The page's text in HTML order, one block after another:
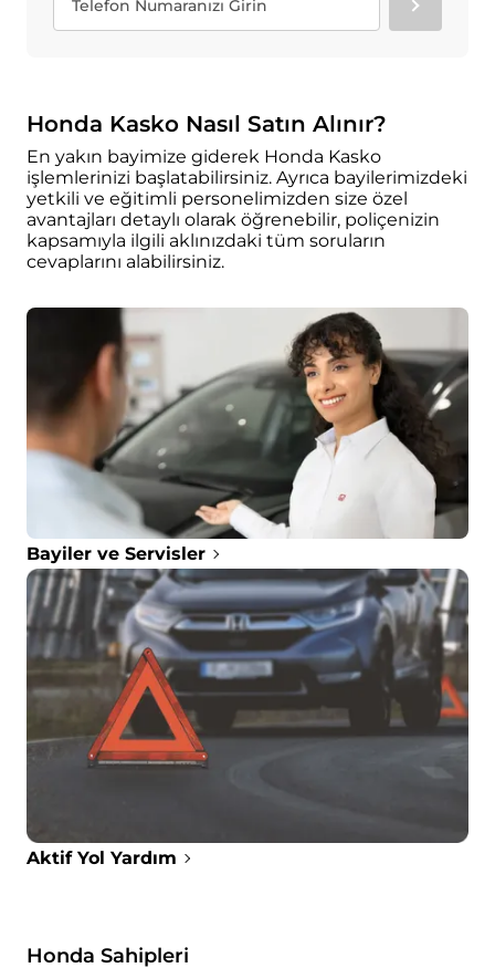
Honda Kasko Nasıl Satın Alınır?
En yakın bayimize giderek Honda Kasko
işlemlerinizi başlatabilirsiniz. Ayrıca bayilerimizdeki
yetkili ve eğitimli personelimizden size özel
avantajları detaylı olarak öğrenebilir, poliçenizin
kapsamıyla ilgili aklınızdaki tüm soruların
cevaplarını alabilirsiniz.
Bayiler ve Servisler
Aktif Yol Yardım
Honda Sahipleri